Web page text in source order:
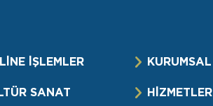
İŞLEMLER
SANAT
KURUMSAL
HİZMETLER